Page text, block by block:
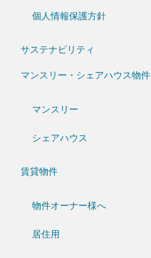
個人情報保護方針
サステナビリティ
マンスリー・シェアハウス物件
マンスリー
シェアハウス
賃貸物件
物件オーナー様へ
居住用